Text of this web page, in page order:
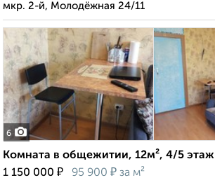
мкр. 2-й, Молодёжная 24/11
6
Комната в общежитии, 12м², 4/5 этаж
1 150 000 ₽ 95 900 ₽ за м²